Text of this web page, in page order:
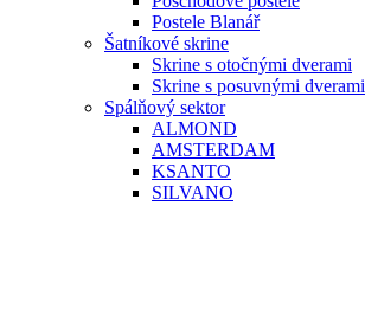
Postele Blanář
Šatníkové skrine
Skrine s otočnými dverami
Skrine s posuvnými dverami
Spálňový sektor
ALMOND
AMSTERDAM
KSANTO
SILVANO